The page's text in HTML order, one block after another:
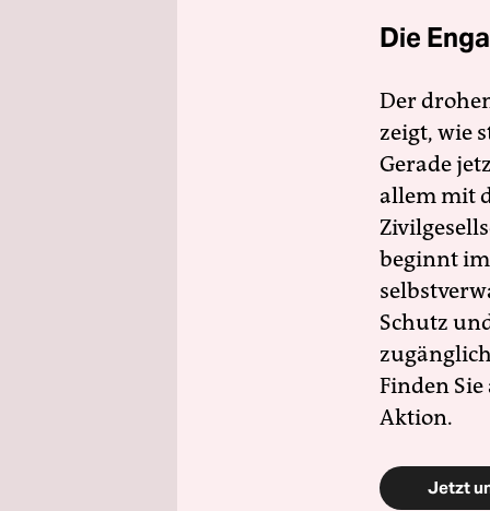
Die
Der
zeigt, wie
Gerade
allem mit
beginnt
Schutz
Finden
Aktion.
Jetzt